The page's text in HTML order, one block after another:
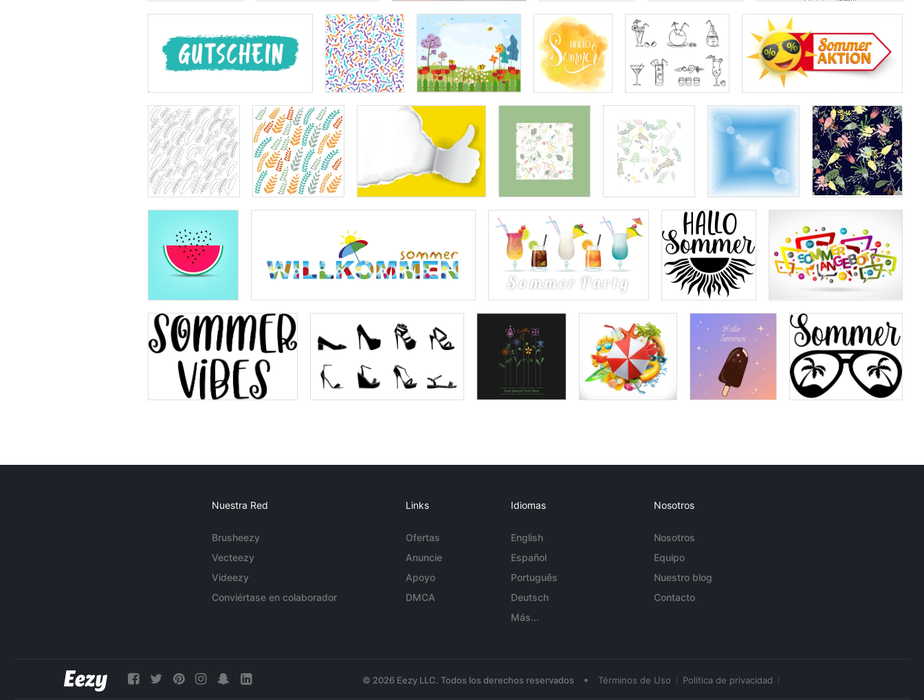
Nuestra Red
Brusheezy
Vecteezy
Videezy
Conviértase en colaborador
Links
Ofertas
Anuncie
Apoyo
DMCA
Idiomas
English
Español
Português
Deutsch
Más...
Nosotros
Nosotros
Equipo
Nuestro blog
Contacto
© 2026 Eezy LLC. Todos los derechos reservados • Términos de Uso Política de privacidad